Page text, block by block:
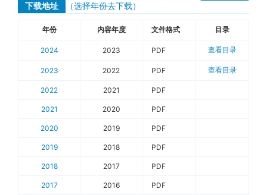
下载地址 （选择年份去下载）
年份 内容年度 文件格式 目录
2024 2023 PDF 查看目录
2023 2022 PDF 查看目录
2022 2021 PDF
2021 2020 PDF
2020 2019 PDF
2019 2018 PDF
2018 2017 PDF
2017 2016 PDF